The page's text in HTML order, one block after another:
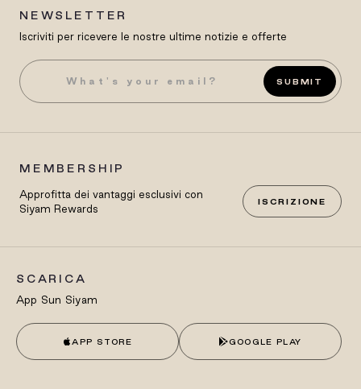
NEWSLETTER
Iscriviti per ricevere le nostre ultime notizie e offerte
SUBMIT
MEMBERSHIP
Approfitta dei vantaggi esclusivi con
Siyam Rewards
ISCRIZIONE
SCARICA
App Sun Siyam
APP STORE GOOGLE PLAY